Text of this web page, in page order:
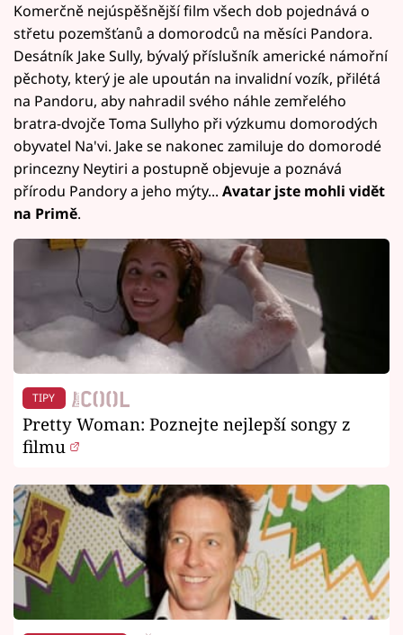
Komerčně nejúspěšnější film všech dob pojednává o
střetu pozemšťanů a domorodců na měsíci Pandora.
Desátník Jake Sully, bývalý příslušník americké námořní
pěchoty, který je ale upoután na invalidní vozík, přilétá
na Pandoru, aby nahradil svého náhle zemřelého
bratra-dvojče Toma Sullyho při výzkumu domorodých
obyvatel Na'vi. Jake se nakonec zamiluje do domorodé
princezny Neytiri a postupně objevuje a poznává
přírodu Pandory a jeho mýty... Avatar jste mohli vidět
na Primě.
TIPY
Pretty Woman: Poznejte nejlepší songy z
filmu